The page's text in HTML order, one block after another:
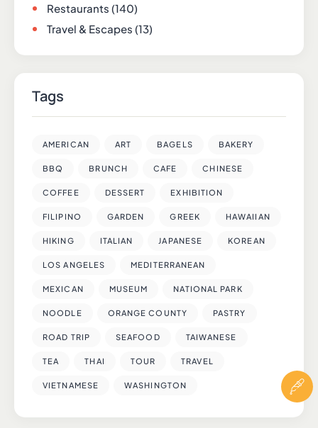
Restaurants (140)
Travel & Escapes (13)
Tags
AMERICAN ART BAGELS BAKERY
BBQ BRUNCH CAFE CHINESE
COFFEE DESSERT EXHIBITION
FILIPINO GARDEN GREEK HAWAIIAN
HIKING ITALIAN JAPANESE KOREAN
LOS ANGELES MEDITERRANEAN
MEXICAN MUSEUM NATIONAL PARK
NOODLE ORANGE COUNTY PASTRY
ROAD TRIP SEAFOOD TAIWANESE
TEA THAI TOUR TRAVEL
VIETNAMESE WASHINGTON